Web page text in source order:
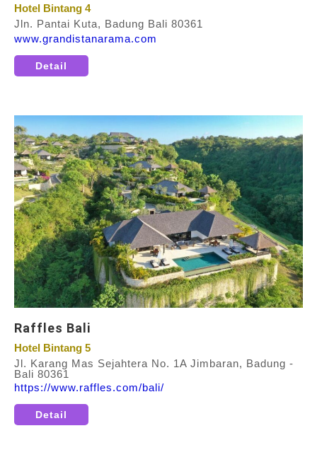
Hotel Bintang 4
Jln. Pantai Kuta, Badung Bali 80361
www.grandistanarama.com
Detail
Raffles Bali
Hotel Bintang 5
Jl. Karang Mas Sejahtera No. 1A Jimbaran, Badung -
Bali 80361
https://www.raffles.com/bali/
Detail